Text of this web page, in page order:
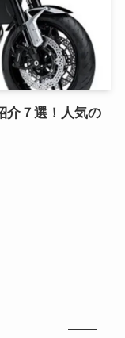
介７選！人気の